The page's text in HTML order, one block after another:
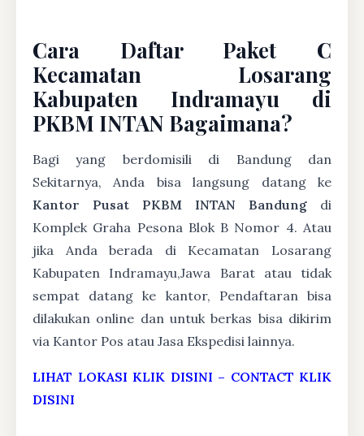
Cara Daftar Paket C
Kecamatan Losarang
Kabupaten Indramayu di
PKBM INTAN Bagaimana?
Bagi yang berdomisili di Bandung dan
Sekitarnya, Anda bisa langsung datang ke
Kantor Pusat PKBM INTAN Bandung di
Komplek Graha Pesona Blok B Nomor 4. Atau
jika Anda berada di Kecamatan Losarang
Kabupaten Indramayu,Jawa Barat atau tidak
sempat datang ke kantor, Pendaftaran bisa
dilakukan online dan untuk berkas bisa dikirim
via Kantor Pos atau Jasa Ekspedisi lainnya.
LIHAT LOKASI KLIK DISINI – CONTACT KLIK
DISINI